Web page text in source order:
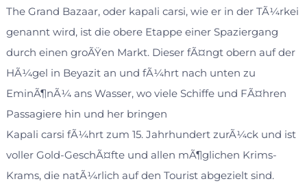
The Grand Bazaar, oder kapali carsi, wie er in der TÃ¼rkei
genannt wird, ist die obere Etappe einer Spaziergang
durch einen groÃŸen Markt. Dieser fÃ¤ngt obern auf der
HÃ¼gel in Beyazit an und fÃ¼hrt nach unten zu
EminÃ¶nÃ¼ ans Wasser, wo viele Schiffe und FÃ¤hren
Passagiere hin und her bringen
Kapali carsi fÃ¼hrt zum 15. Jahrhundert zurÃ¼ck und ist
voller Gold-GeschÃ¤fte und allen mÃ¶glichen Krims-
Krams, die natÃ¼rlich auf den Tourist abgezielt sind.